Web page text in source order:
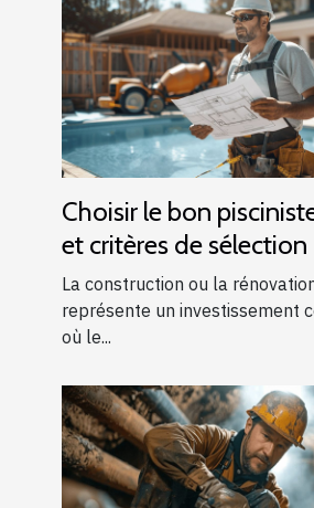
Choisir le bon
et critères de sélection
La construction ou la
représente un investissement
où le...